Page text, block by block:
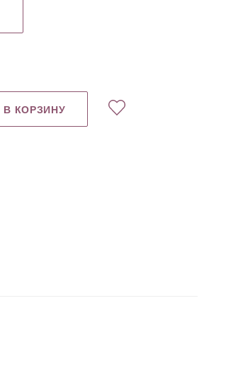
В КОРЗИНУ